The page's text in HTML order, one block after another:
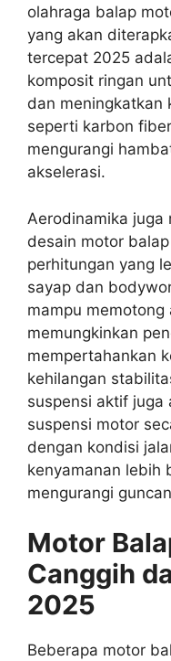
olahraga balap
yang akan
tercepat 2025
komposit ringan
dan meningkatkan
seperti karbon
mengurangi
akselerasi.
Aerodinamika juga
desain motor
perhitungan yang
sayap dan
mampu
memungkinkan
mempertahankan
kehilangan
suspensi aktif juga
suspensi motor
dengan kondisi
kenyamanan lebih
mengurangi
Motor
Canggih
2025
Beberapa motor